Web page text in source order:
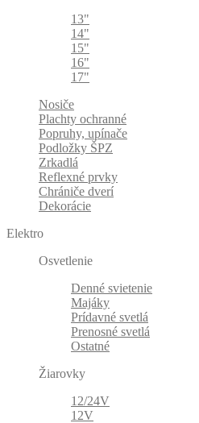
13"
14"
15"
16"
17"
Nosiče
Plachty ochranné
Popruhy, upínače
Podložky ŠPZ
Zrkadlá
Reflexné prvky
Chrániče dverí
Dekorácie
Elektro
Osvetlenie
Denné svietenie
Majáky
Prídavné svetlá
Prenosné svetlá
Ostatné
Žiarovky
12/24V
12V